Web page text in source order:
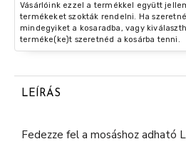
Vásárlóink ezzel a termékkel együtt
termékeket szokták rendelni. Ha
mindegyiket a kosaradba, vagy
terméke(ke)t szeretnéd a kosárba tenni.
LEÍRÁS
Fedezze fel a mosáshoz adható